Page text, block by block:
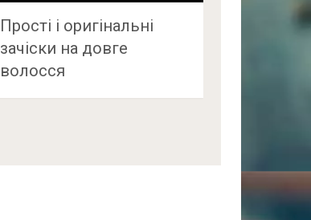
Прості і оригінальні
зачіски на довге
волосся